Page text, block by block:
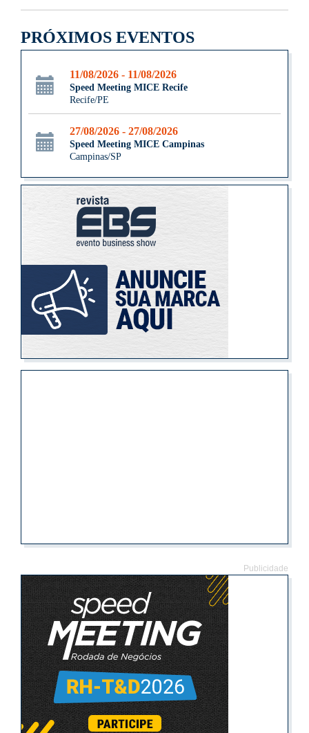
PRÓXIMOS EVENTOS
11/08/2026 - 11/08/2026
Speed Meeting MICE Recife
Recife/PE
27/08/2026 - 27/08/2026
Speed Meeting MICE Campinas
Campinas/SP
Publicidade